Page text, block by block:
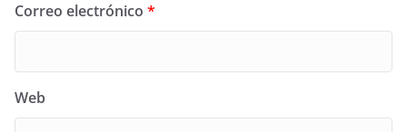
Correo electrónico *
Web